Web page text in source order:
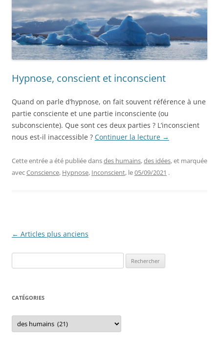
Hypnose, conscient et inconscient
Quand on parle d’hypnose, on fait souvent référence à une
partie consciente et une partie inconsciente (ou
subconsciente). Que sont ces deux parties ? L’inconscient
nous est-il inaccessible ? Continuer la lecture →
Cette entrée a été publiée dansdes humains,des idées, et marquée
avecConscience, Hypnose, Inconscient, le05/09/2021 .
Navigation
← Articles plus anciens
CATÉGORIES
Catégories